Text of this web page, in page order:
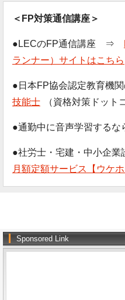
＜FP対策通信講座＞
●LECのFP通信講座 ⇒
ランナー）サイトはこちら
●日本FP協会認定教育
技能士
（資格対策ドット
●通勤中に音声学習す
●社労士・宅建・中小企
月額定額サービス【ウケホ
Sponsored Link